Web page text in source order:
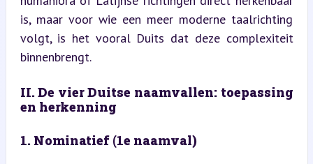
is, maar voor wie een meer moderne taalrichting
volgt, is het vooral Duits dat deze complexiteit
binnenbrengt.
II. De vier Duitse naamvallen: toepassing
en herkenning
1. Nominatief (1e naamval)